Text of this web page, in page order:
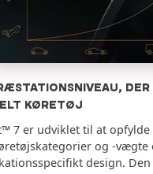
DER
KØRETØJ
7 er udviklet til at opfylde
og -vægte
design.